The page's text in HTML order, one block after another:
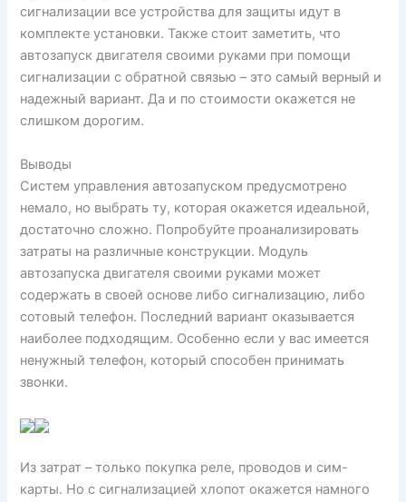
сигнализации все устройства для защиты идут в
комплекте установки. Также стоит заметить, что
автозапуск двигателя своими руками при помощи
сигнализации с обратной связью – это самый верный и
надежный вариант. Да и по стоимости окажется не
слишком дорогим.
Выводы
Систем управления автозапуском предусмотрено
немало, но выбрать ту, которая окажется идеальной,
достаточно сложно. Попробуйте проанализировать
затраты на различные конструкции. Модуль
автозапуска двигателя своими руками может
содержать в своей основе либо сигнализацию, либо
сотовый телефон. Последний вариант оказывается
наиболее подходящим. Особенно если у вас имеется
ненужный телефон, который способен принимать
звонки.
Из затрат – только покупка реле, проводов и сим-
карты. Но с сигнализацией хлопот окажется намного